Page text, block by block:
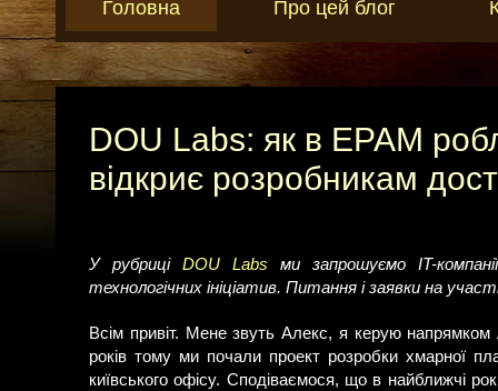
Головна Про цей блог
DOU Labs: як в EPAM
відкриє розробникам
У рубриці DOU Labs ми запрошуємо IT-
технологічних ініціатив. Питання і заявки на
Всім привіт. Мене звуть Алекс, я керую
років тому ми почали проект розробки хмарної
київського офісу. Сподіваємося, що в найближчі